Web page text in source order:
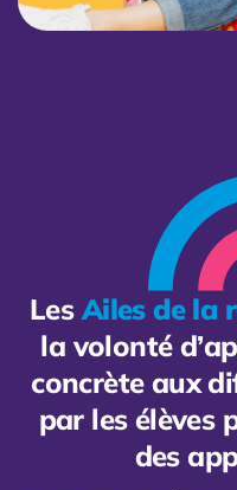
LesAiles de la
la volonté
concrète aux
par les élèves
des